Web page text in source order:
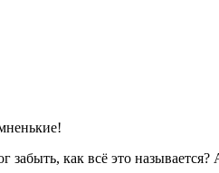
как всё это называется?